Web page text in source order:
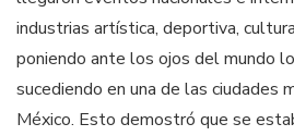
industrias artística, deportiva,
poniendo ante los ojos del mundo
sucediendo en una de las ciudades
México. Esto demostró que se